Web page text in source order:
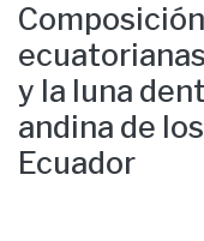
Statistics
y la luna
andina de
Ecuador